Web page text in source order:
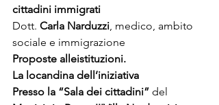
cittadini immigrati
Dott. Carla Narduzzi, medico, ambito
sociale e immigrazione
Proposte alleistituzioni.
La locandina dell’iniziativa
Presso la “Sala dei cittadini” del